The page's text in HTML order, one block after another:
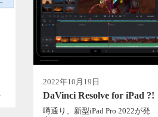
2022年10月19日
DaVinci Resolve for iPad ?!
噂通り、新型iPad Pro 2022が発